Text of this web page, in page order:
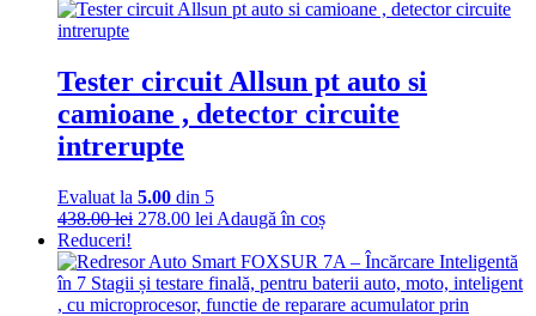
Tester circuit Allsun pt auto si
camioane , detector circuite
intrerupte
Evaluat la 5.00 din 5
438.00lei Prețul
a
fost:
438.00 lei.
278.00 lei Prețul
este:
278.00 lei.
Adaugă în coș
Reduceri!